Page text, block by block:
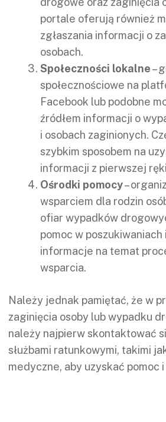
portale oferują również
zgłaszania informacji o
osobach.
Społeczności lokalne–
społecznościowe na
Facebook lub podobne
źródłem informacji o
i osobach zaginionych.
szybkim sposobem na
informacji z pierwszej
Ośrodki pomocy–
wsparciem dla rodzin
ofiar wypadków
pomoc w
informacje na temat
wsparcia.
Należy jednak pamiętać, że w
zaginięcia osoby lub wypadku
należy najpierw skontaktować
służbami ratunkowymi, takimi
medyczne, aby uzyskać pomoc